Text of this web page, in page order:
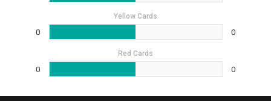
Yellow Cards
0 0
Red Cards
0 0